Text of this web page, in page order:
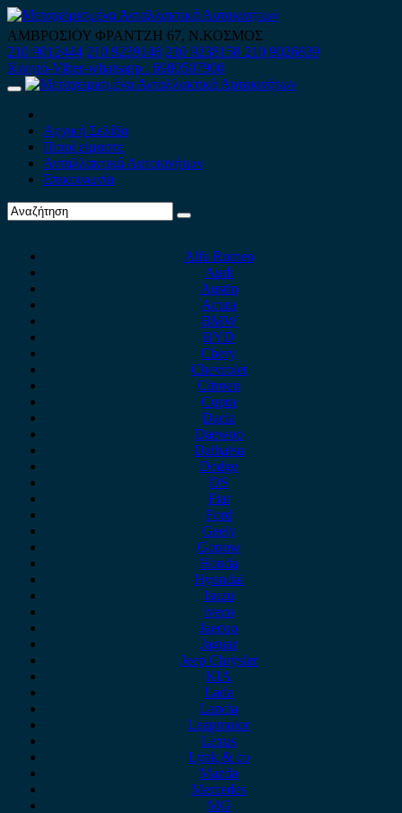
Skip
to
content
ΑΜΒΡΟΣΙΟΥ ΦΡΑΝΤΖΗ 67, Ν.ΚΟΣΜΟΣ
210 9012444 210 9239148 210 9238158 210 9026839
Κινητό-Viber-whatsapp : 6980507900
Primary
Αρχική Σελίδα
Ποιοί είμαστε
Ανταλλακτικά Αυτοκινήτων
Επικοινωνία
Alfa Romeo
Audi
Austin
Acura
BMW
BYD
Chery
Chevrolet
Citroen
Cupra
Dacia
Daewoo
Daihatsu
Dodge
DS
Fiat
Ford
Geely
Gonow
Honda
Hyundai
Isuzu
iveco
Jaecoo
Jaguar
Jeep Chrysler
KIA
Lada
Lancia
Leapmotor
Lexus
Lynk & co
Mazda
Mercedes
MG